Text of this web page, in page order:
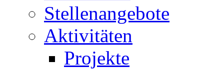
Stellenangebote
Aktivitäten
Projekte